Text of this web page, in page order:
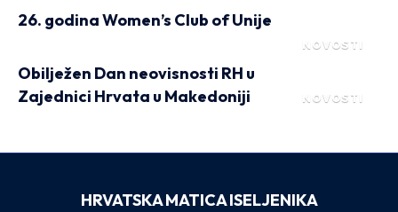
NOVOSTI
26. godina Women’s Club of Unije
NOVOSTI
Obilježen Dan neovisnosti RH u
Zajednici Hrvata u Makedoniji
HRVATSKA MATICA ISELJENIKA